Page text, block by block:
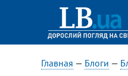
Главная — Блоги —